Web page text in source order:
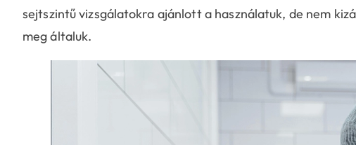
sejtszintű vizsgálatokra ajánlott a használatuk, de nem
meg általuk.